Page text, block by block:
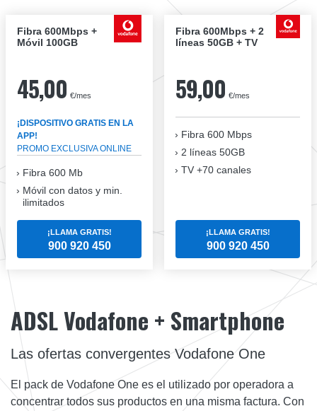
Fibra 600Mbps +
Móvil 100GB
45,00 €/mes
¡DISPOSITIVO GRATIS EN LA
APP!
PROMO EXCLUSIVA ONLINE
Fibra 600 Mb
Móvil con datos y min.
ilimitados
¡LLAMA GRATIS!
900 920 450
Fibra 600Mbps + 2
líneas 50GB + TV
59,00 €/mes
Fibra 600 Mbps
2 líneas 50GB
TV +70 canales
¡LLAMA GRATIS!
900 920 450
ADSL Vodafone + Smartphone
Las ofertas convergentes Vodafone One
El pack de Vodafone One es el utilizado por operadora a
concentrar todos sus productos en una misma factura. Con